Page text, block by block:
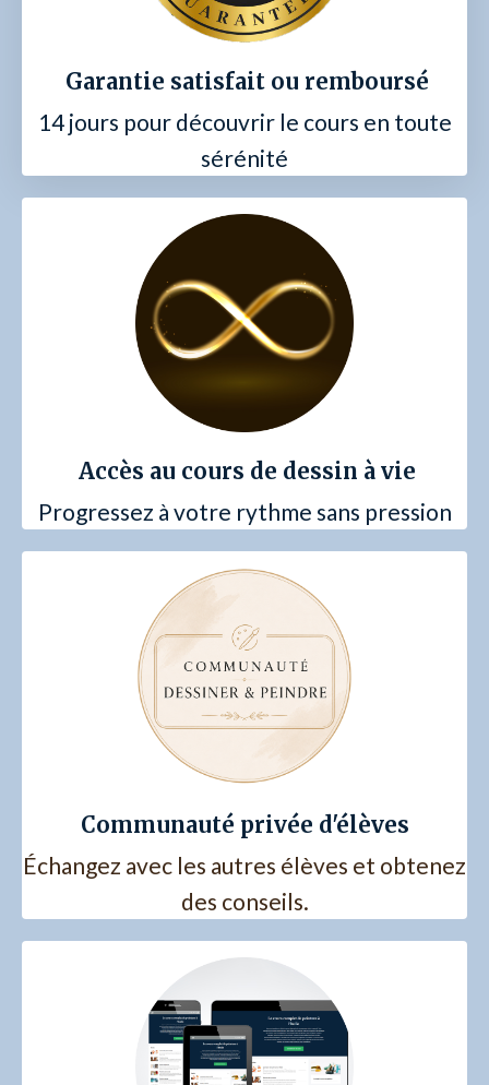
Garantie satisfait ou remboursé
14 jours pour découvrir le cours en toute
sérénité
Accès au cours de dessin à vie
Progressez à votre rythme sans pression
Communauté privée d'élèves
Échangez avec les autres élèves et obtenez
des conseils.